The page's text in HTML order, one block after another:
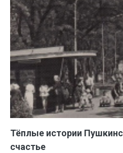
Тёплые истории
счастье